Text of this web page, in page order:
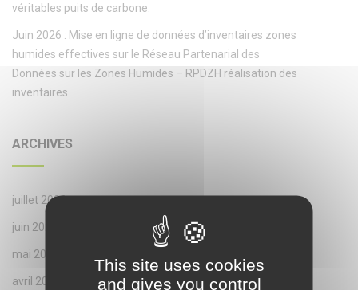
véritables puits de carbone.
Juin 2026 : Mise en ligne de données d’inventaires zones
humides effectives sur le Réseau Partenarial des
Données sur les Zones Humides – RPDZH réalisation des
inventaires
ARCHIVES
juillet 2026
juin 2026
mai 2026
avril 2026
This site uses cookies
and gives you control